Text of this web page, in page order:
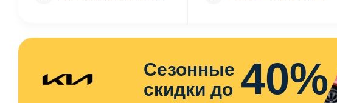
Сезонные
скидки до 40%